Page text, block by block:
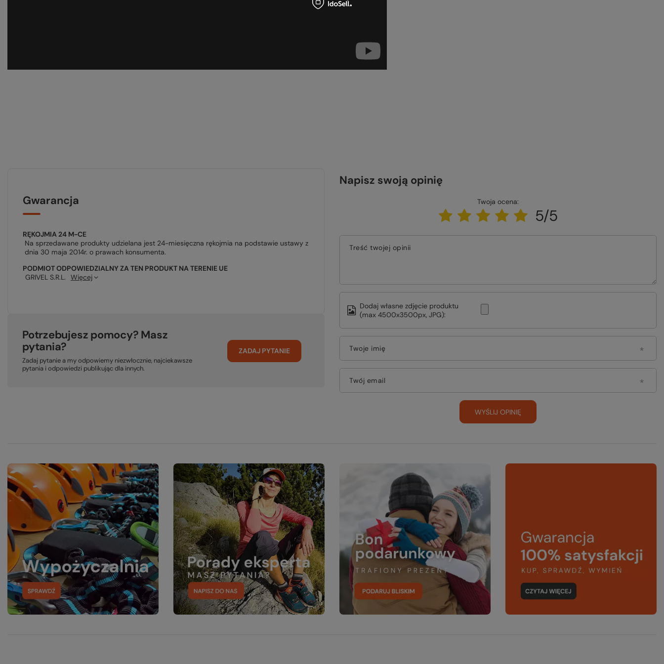
Gwarancja
RĘKOJMIA 24 M-CE
Na sprzedawane produkty udzielana jest 24-miesięczna rękojmia na podstawie ustawy z
dnia 30 maja 2014r. o prawach konsumenta.
PODMIOT ODPOWIEDZIALNY ZA TEN PRODUKT NA TERENIE UE
GRIVEL S.R.L.
Więcej
Potrzebujesz pomocy? Masz
pytania?
Zadaj pytanie a my odpowiemy niezwłocznie, najciekawsze
pytania i odpowiedzi publikując dla innych.
ZADAJ PYTANIE
Napisz swoją opinię
Twoja ocena:
5/5
Treść twojej opinii
Dodaj własne zdjęcie produktu
(max 4500x3500px, JPG):
Twoje imię
Twój email
WYŚLIJ OPINIĘ